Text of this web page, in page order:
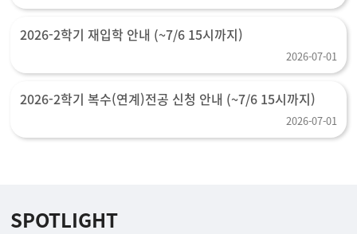
2026-2학기 재입학 안내 (~7/6 15시까지)
2026-07-01
2026-2학기 복수(연계)전공 신청 안내 (~7/6 15시까지)
2026-07-01
SPOTLIGHT